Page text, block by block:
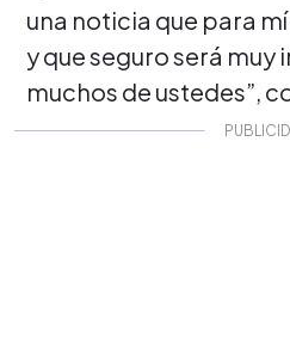
una noticia que para
y que seguro será
muchos de ustedes”,